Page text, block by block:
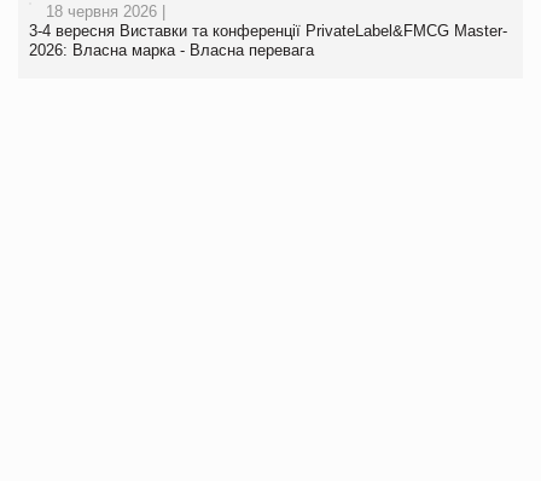
18 червня 2026 |
3-4 вересня Виставки та конференції PrivateLabel&FMCG Master-
2026: Власна марка - Власна перевага